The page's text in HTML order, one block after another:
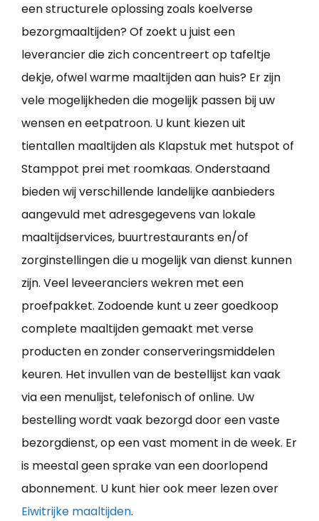
een structurele oplossing zoals koelverse
bezorgmaaltijden? Of zoekt u juist een
leverancier die zich concentreert op tafeltje
dekje, ofwel warme maaltijden aan huis? Er zijn
vele mogelijkheden die mogelijk passen bij uw
wensen en eetpatroon. U kunt kiezen uit
tientallen maaltijden als Klapstuk met hutspot of
Stamppot prei met roomkaas. Onderstaand
bieden wij verschillende landelijke aanbieders
aangevuld met adresgegevens van lokale
maaltijdservices, buurtrestaurants en/of
zorginstellingen die u mogelijk van dienst kunnen
zijn. Veel leveeranciers wekren met een
proefpakket. Zodoende kunt u zeer goedkoop
complete maaltijden gemaakt met verse
producten en zonder conserveringsmiddelen
keuren. Het invullen van de bestellijst kan vaak
via een menulijst, telefonisch of online. Uw
bestelling wordt vaak bezorgd door een vaste
bezorgdienst, op een vast moment in de week. Er
is meestal geen sprake van een doorlopend
abonnement. U kunt hier ook meer lezen over
Eiwitrijke maaltijden.